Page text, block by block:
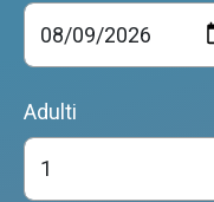
Adulti